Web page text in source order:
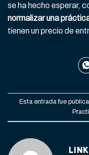
se ha hecho esperar,
normalizar una
tienen un precio de
Esta entrada fue